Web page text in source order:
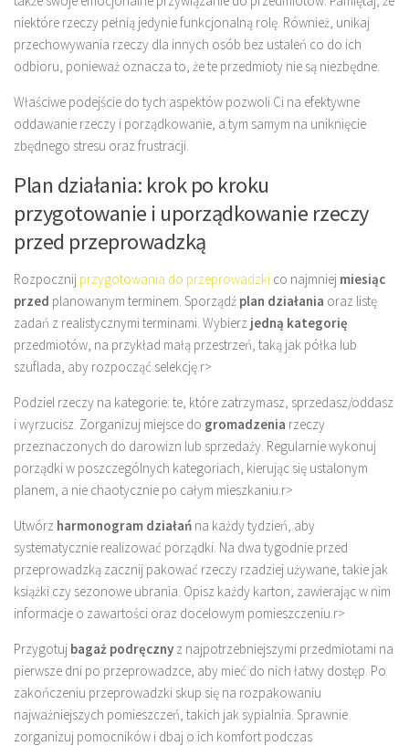
niektóre rzeczy pełnią jedynie funkcjonalną rolę. Również, unikaj
przechowywania rzeczy dla innych osób bez ustaleń co do ich
odbioru, ponieważ oznacza to, że te przedmioty nie są niezbędne.
Właściwe podejście do tych aspektów pozwoli Ci na efektywne
oddawanie rzeczy i porządkowanie, a tym samym na uniknięcie
zbędnego stresu oraz frustracji.
Plan działania: krok po kroku
przygotowanie i uporządkowanie rzeczy
przed przeprowadzką
Rozpocznij przygotowania do przeprowadzki co najmniej miesiąc
przed planowanym terminem. Sporządź plan działania oraz listę
zadań z realistycznymi terminami. Wybierz jedną kategorię
przedmiotów, na przykład małą przestrzeń, taką jak półka lub
szuflada, aby rozpocząć selekcję. r>
Podziel rzeczy na kategorie: te, które zatrzymasz, sprzedasz/oddasz
i wyrzucisz. Zorganizuj miejsce do gromadzenia rzeczy
przeznaczonych do darowizn lub sprzedaży. Regularnie wykonuj
porządki w poszczególnych kategoriach, kierując się ustalonym
planem, a nie chaotycznie po całym mieszkaniu. r>
Utwórz harmonogram działań na każdy tydzień, aby
systematycznie realizować porządki. Na dwa tygodnie przed
przeprowadzką zacznij pakować rzeczy rzadziej używane, takie jak
książki czy sezonowe ubrania. Opisz każdy karton, zawierając w nim
informacje o zawartości oraz docelowym pomieszczeniu. r>
Przygotuj bagaż podręczny z najpotrzebniejszymi przedmiotami na
pierwsze dni po przeprowadzce, aby mieć do nich łatwy dostęp. Po
zakończeniu przeprowadzki skup się na rozpakowaniu
najważniejszych pomieszczeń, takich jak sypialnia. Sprawnie
zorganizuj pomocników i dbaj o ich komfort podczas